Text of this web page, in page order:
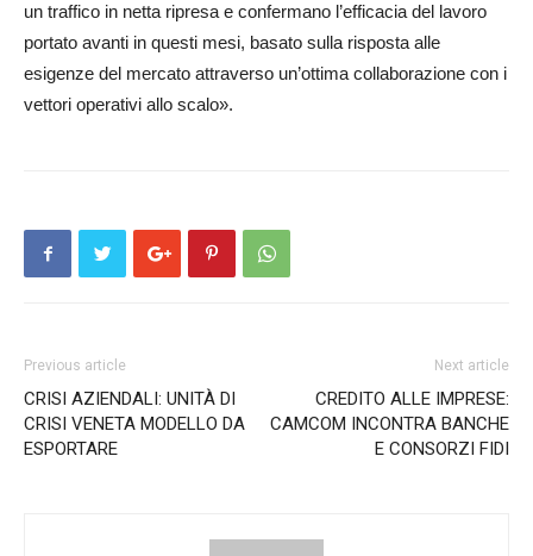
un traffico in netta ripresa e confermano l’efficacia del lavoro
portato avanti in questi mesi, basato sulla risposta alle
esigenze del mercato attraverso un’ottima collaborazione con i
vettori operativi allo scalo».
Previous article
CRISI AZIENDALI: UNITÀ DI
CRISI VENETA MODELLO DA
ESPORTARE
Next article
CREDITO ALLE IMPRESE:
CAMCOM INCONTRA BANCHE
E CONSORZI FIDI